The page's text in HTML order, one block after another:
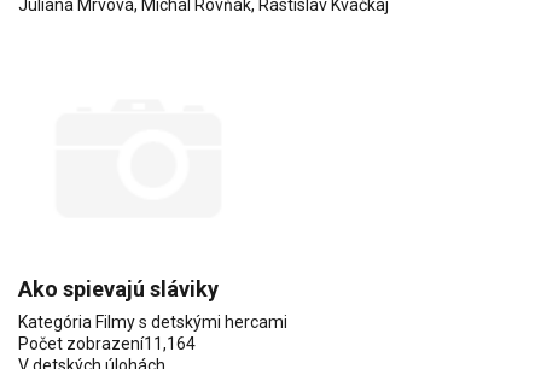
Juliana Mrvová, Michal Rovňák, Rastislav Kvačkaj
Ako spievajú sláviky
Kategória Filmy s detskými hercami
Počet zobrazení11,164